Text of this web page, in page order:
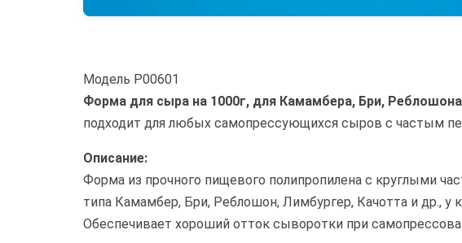
Модель P00601
Форма для сыра на 1000г, для Камамбера, Бри,
подходит для любых самопрессующихся сыров с частым
Описание:
Форма из прочного пищевого полипропилена с круглыми
типа Камамбер, Бри, Реблошон, Лимбургер, Качотта и др.,
Обеспечивает хороший отток сыворотки при